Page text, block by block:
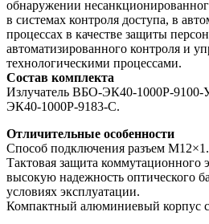
обнаружении
в системах контроля доступа, в
процессах в качестве защиты
автоматизированного контроля и
технологическими процессами.
Состав комплекта
Излучатель ВБО-ЭК40-1000Р-
ЭК40-1000Р-9183-С.
Отличительные особенности
Способ подключения разъем M12×1.
Тактовая защита коммутационного
высокую надежность оптического
условиях эксплуатации.
Компактный алюминиевый корпус